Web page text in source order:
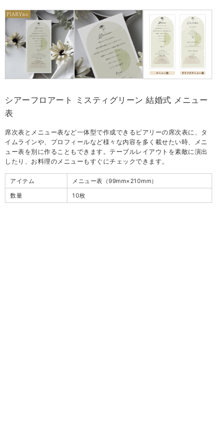
シアーフロアート ミスティグリーン 結婚式 メニュー
表
席次表とメニュー表など一体型で作成できるピアリーの席次表に、タ
イムラインや、プロフィールなど様々な内容を多く載せたい時、メニ
ュー表を別に作ることもできます。テーブルレイアウトを素敵に演出
したり、お料理のメニューもすぐにチェックできます。
アイテム
メニュー表（99mm×210mm）
数量
10枚